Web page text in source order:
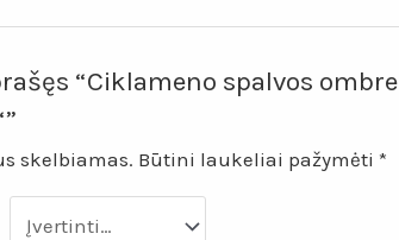
“Ciklameno spalvos ombre
skelbiamas. Būtini laukeliai pažymėti*